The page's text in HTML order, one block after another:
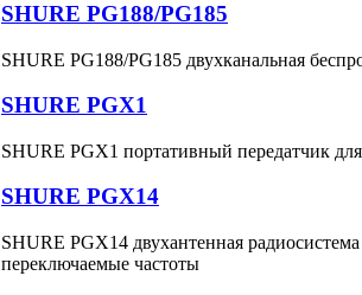
SHURE PG188/PG185
SHURE PG188/PG185 двухканальная
SHURE PGX1
SHURE PGX1 портативный передатчик
SHURE PGX14
SHURE PGX14 двухантенная
переключаемые частоты